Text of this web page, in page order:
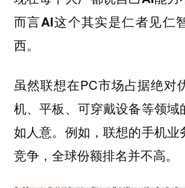
而言AI这个其实是仁者见仁
西。
虽然联想在PC市场占据绝对
机、平板、可穿戴设备等领域
如人意。例如，联想的手机业
竞争，全球份额排名并不高。